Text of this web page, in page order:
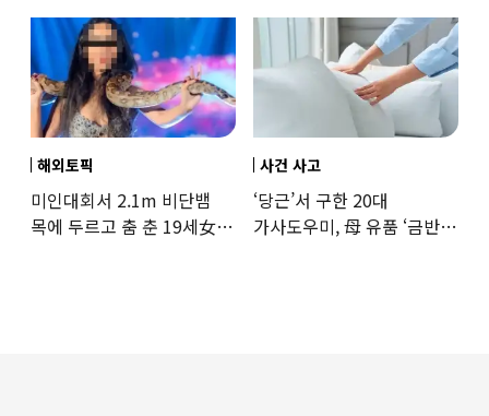
해외토픽
미인대회서 2.1m 비단뱀
목에 두르고 춤 춘 19세女
사건 사고
‘당근’서 구한 20대
가사도우미, 母 유품 ‘금반지